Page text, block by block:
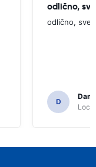
odlično,
odlično, sve
D